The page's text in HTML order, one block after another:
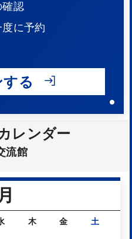
いて
教室☆
書館運行表
確認
に予約
する
レンダー
流館
木 金 土